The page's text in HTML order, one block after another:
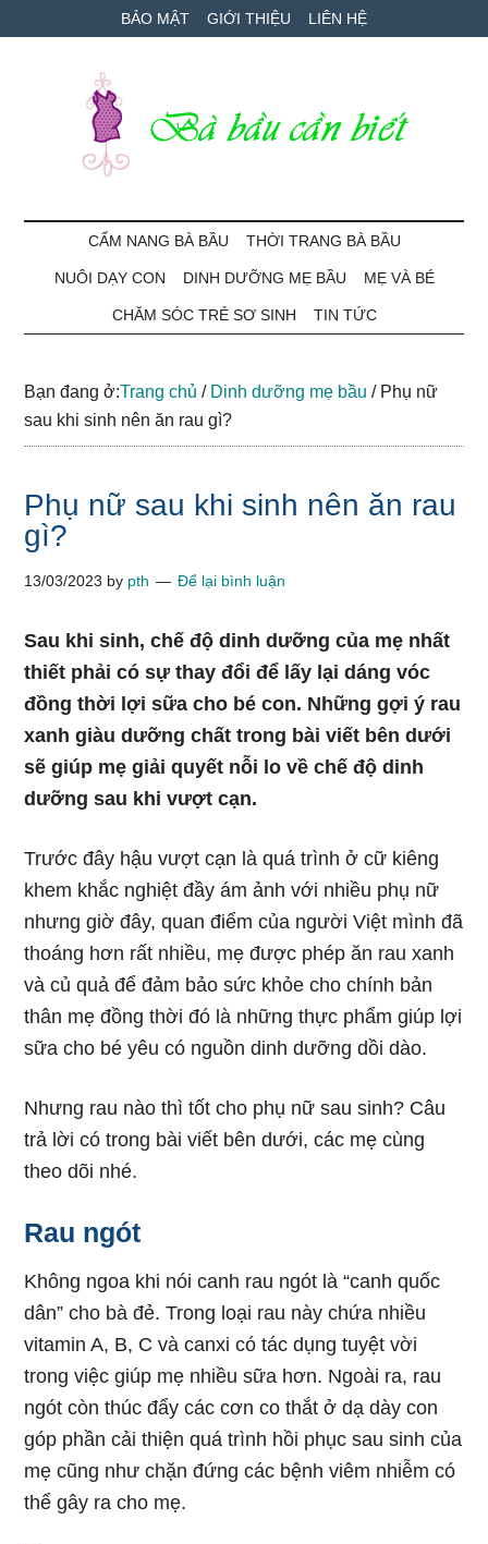
to
to
qua
BẢO MẬT GIỚI THIỆU LIÊN HỆ
Bà
Bầu
Cần
Biết
bé
CẨM NANG BÀ BẦU THỜI TRANG BÀ BẦU
NUÔI DẠY CON DINH DƯỠNG MẸ BẦU MẸ VÀ BÉ
CHĂM SÓC TRẺ SƠ SINH TIN TỨC
Bạn đang ở:Trang chủ / Dinh dưỡng mẹ bầu /Phụ nữ
sau khi sinh nên ăn rau gì?
Phụ nữ sau khi sinh nên ăn rau
gì?
13/03/2023 by pth Để lại bình luận
Sau khi sinh, chế độ dinh dưỡng của mẹ nhất
thiết phải có sự thay đổi để lấy lại dáng vóc
đồng thời lợi sữa cho bé con. Những gợi ý rau
xanh giàu dưỡng chất trong bài viết bên dưới
sẽ giúp mẹ giải quyết nỗi lo về chế độ dinh
dưỡng sau khi vượt cạn.
Trước đây hậu vượt cạn là quá trình ở cữ kiêng
khem khắc nghiệt đầy ám ảnh với nhiều phụ nữ
nhưng giờ đây, quan điểm của người Việt mình đã
thoáng hơn rất nhiều, mẹ được phép ăn rau xanh
và củ quả để đảm bảo sức khỏe cho chính bản
thân mẹ đồng thời đó là những thực phẩm giúp lợi
sữa cho bé yêu có nguồn dinh dưỡng dồi dào.
Nhưng rau nào thì tốt cho phụ nữ sau sinh? Câu
trả lời có trong bài viết bên dưới, các mẹ cùng
theo dõi nhé.
Rau ngót
Không ngoa khi nói canh rau ngót là “canh quốc
dân” cho bà đẻ. Trong loại rau này chứa nhiều
vitamin A, B, C và canxi có tác dụng tuyệt vời
trong việc giúp mẹ nhiều sữa hơn. Ngoài ra, rau
ngót còn thúc đẩy các cơn co thắt ở dạ dày con
góp phần cải thiện quá trình hồi phục sau sinh của
mẹ cũng như chặn đứng các bệnh viêm nhiễm có
thể gây ra cho mẹ.